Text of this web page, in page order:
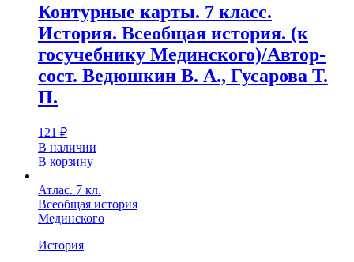
Контурные карты. 7 класс.
История. Всеобщая история. (к
госучебнику Мединского)/Автор-
сост. Ведюшкин В. А., Гусарова Т.
П.
121 ₽
В наличии
В корзину
Атлас. 7 кл.
Всеобщая история
Мединского
История